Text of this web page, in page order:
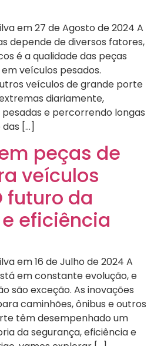
em 27 de Agosto de 2024 A
depende de diversos fatores,
é a qualidade das peças
veículos pesados.
veículos de grande porte
diariamente,
e percorrendo longas
[…]
peças de
veículos
futuro da
eficiência
em 16 de Julho de 2024 A
em constante evolução, e
são exceção. As inovações
caminhões, ônibus e outros
têm desempenhado um
da segurança, eficiência e